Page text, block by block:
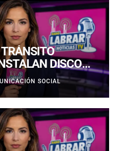
DISCO
DE OBRAS
CON JULIO
SOCIAL